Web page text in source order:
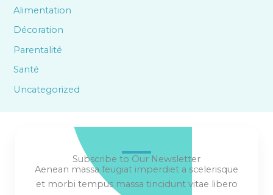
Alimentation
Décoration
Parentalité
Santé
Uncategorized
Subscribe to Our Newsletter
Aenean massa feugiat imperdiet a scelerisque
et morbi tempus massa tincidunt vitae libero